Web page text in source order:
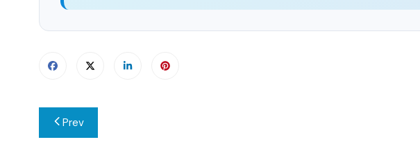
Beitragsnavigation
Prev